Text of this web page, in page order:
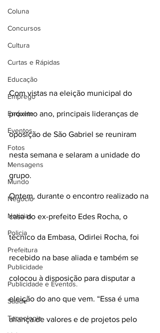
Coluna
Concursos
Cultura
Curtas e Rápidas
Educação
Emprego
Enquete
Eventos
Fotos
Mensagens
Mundo
Negócio
Noticias
Policia
Prefeitura
Publicidade
Publicidade e Eventos.
Saúde
Tecnologia
Com vistas na eleição municipal do
próximo ano, principais lideranças de
oposição de São Gabriel se reuniram
nesta semana e selaram a unidade do
grupo.
Ontem, durante o encontro realizado na
casa do ex-prefeito Edes Rocha, o
técnico da Embasa, Odirlei Rocha, foi
recebido na base aliada e também se
colocou à disposição para disputar a
eleição do ano que vem. “Essa é uma
aliança de valores e de projetos pelo